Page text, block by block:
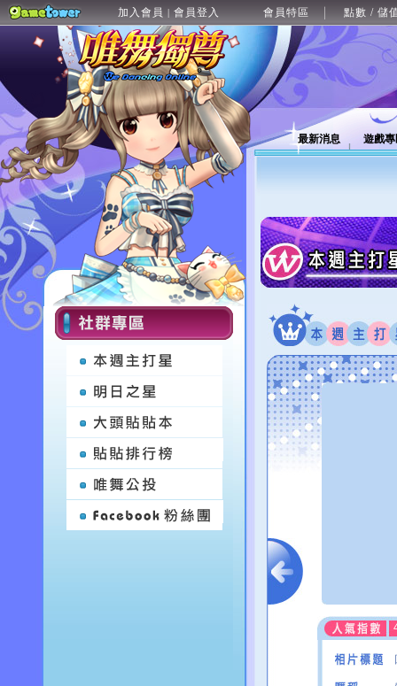
加入會員 | 會員登入 會員特區 點數 / 儲
最新消息 遊戲